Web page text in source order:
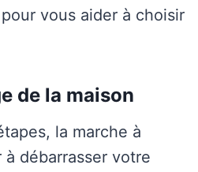
vous aider à choisir
de la maison
la marche à
débarrasser votre